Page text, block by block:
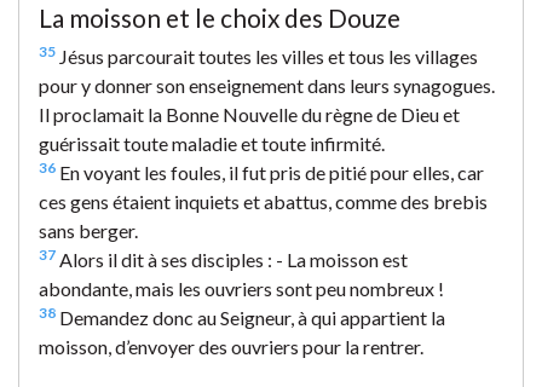
La moisson et le choix des Douze
35 Jésus parcourait toutes les villes et tous les villages
pour y donner son enseignement dans leurs synagogues.
Il proclamait la Bonne Nouvelle du règne de Dieu et
guérissait toute maladie et toute infirmité.
36 En voyant les foules, il fut pris de pitié pour elles, car
ces gens étaient inquiets et abattus, comme des brebis
sans berger.
37 Alors il dit à ses disciples : - La moisson est
abondante, mais les ouvriers sont peu nombreux !
38 Demandez donc au Seigneur, à qui appartient la
moisson, d’envoyer des ouvriers pour la rentrer.